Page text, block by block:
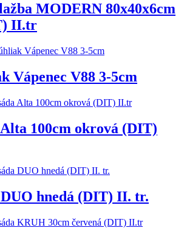
MODERN 80x40x6cm
II.tr
Vápenec V88 3-5cm
100cm okrová (DIT)
hnedá (DIT) II. tr.